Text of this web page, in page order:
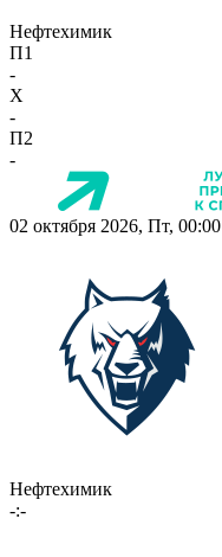
Нефтехимик
П1
-
X
-
П2
-
02 октября 2026, Пт, 00:00
Нефтехимик
-:-